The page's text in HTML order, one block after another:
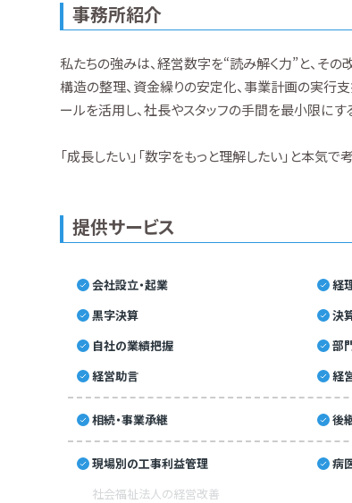
事務所紹介
私たちの強みは、経営数字を“読み解く力”と、そ
構造の整理、資金繰りの安定化、事業計画の実行支
ールを活用し、社長やスタッフの手間を最小限に
「成長したい」「数字をもっと理解したい」と本気
提供サービス
会社設立・起業 経
黒字決算
決
自社の業績把握
部
経営助言
経
相続・事業承継 後
現場別の工事利益管理 病
社会福祉法人の経営改善